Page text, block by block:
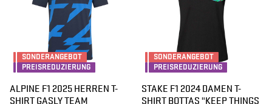
SONDERANGEBOT
PREISREDUZIERUNG
ALPINE F1 2025 HERREN T-
SHIRT GASLY TEAM
SONDERANGEBOT
PREISREDUZIERUNG
STAKE F1 2024 DAMEN T-
SHIRT BOTTAS "KEEP THINGS